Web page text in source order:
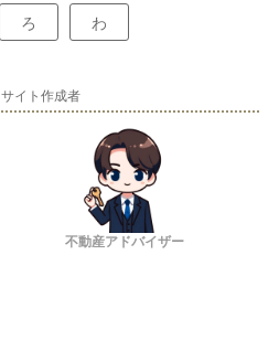
ろ わ
サイト作成者
不動産アドバイザー